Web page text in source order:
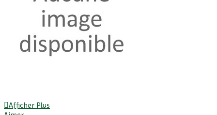
Afficher Plus